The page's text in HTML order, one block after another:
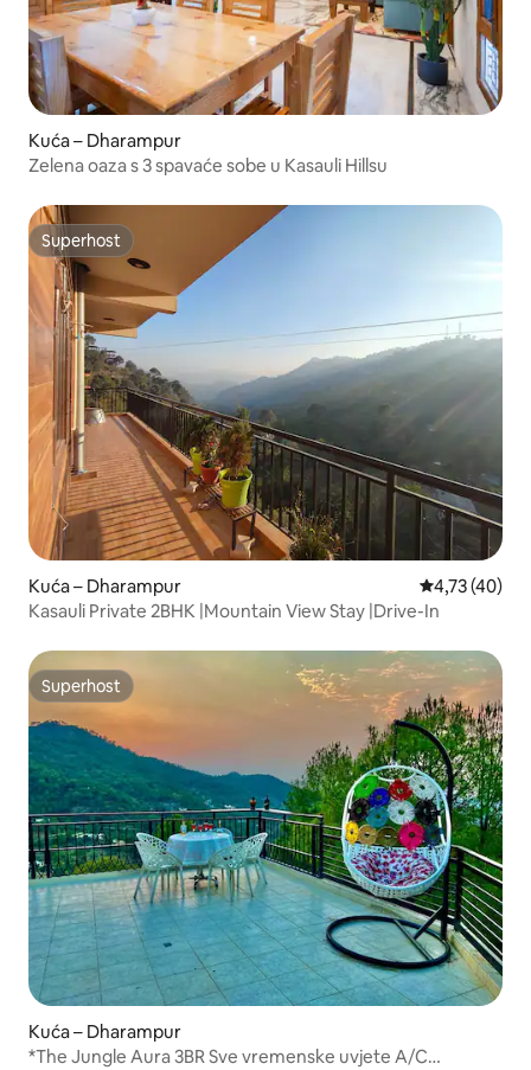
Kuća – Dharampur
Zelena oaza s 3 spavaće sobe u Kasauli Hillsu
Superhost
Superhost
Kuća – Dharampur Prosječna
4,73 (40)
Kasauli Private 2BHK |Mountain View Stay |Drive-In
Superhost
Superhost
Kuća – Dharampur
*The Jungle Aura 3BR Sve vremenske uvjete A/C